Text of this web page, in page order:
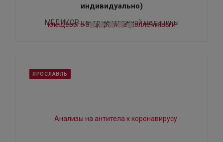
индивидуально)
МЕДИКОР центр неотложной медицины
ЯРОСЛАВЛЬ